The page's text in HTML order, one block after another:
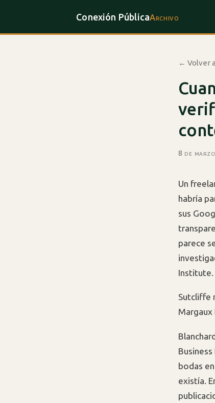
Conexión PúblicaArchivo
← Volver
8 de
Un
habría
sus
parece
Institute.
Sutcliffe
Margaux
bodas
existía.